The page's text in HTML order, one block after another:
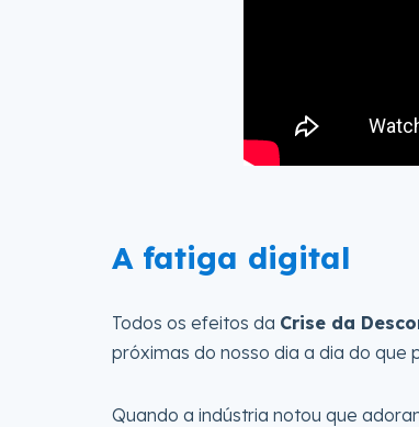
A fatiga digital
Todos os efeitos da Crise da
próximas do nosso dia a dia do que
Quando a indústria notou que